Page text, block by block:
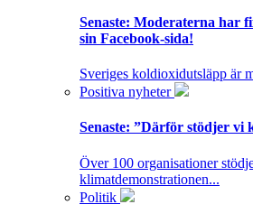
Senaste: Moderaterna har
sin Facebook-sida!
Sveriges koldioxidutsläpp är
Positiva nyheter
Senaste: ”Därför stödjer vi
Över 100 organisationer
klimatdemonstrationen...
Politik